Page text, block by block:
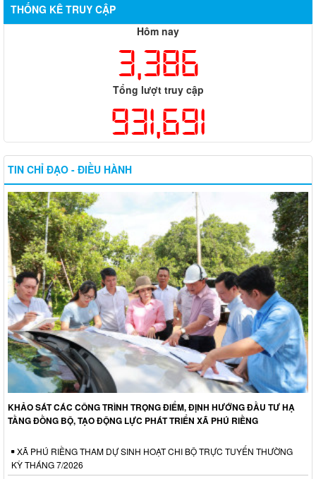
THỐNG KÊ TRUY CẬP
Hôm nay
3,386
Tổng lượt truy cập
931,691
TIN CHỈ ĐẠO - ĐIỀU HÀNH
KHẢO SÁT CÁC CÔNG TRÌNH TRỌNG ĐIỂM, ĐỊNH HƯỚNG ĐẦU TƯ HẠ
TẦNG ĐỒNG BỘ, TẠO ĐỘNG LỰC PHÁT TRIỂN XÃ PHÚ RIỀNG
XÃ PHÚ RIỀNG THAM DỰ SINH HOẠT CHI BỘ TRỰC TUYẾN THƯỜNG
KỲ THÁNG 7/2026